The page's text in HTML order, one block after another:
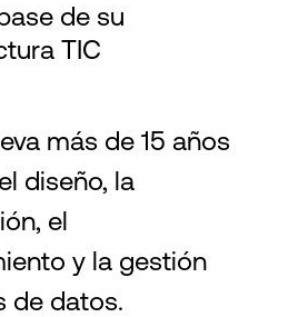
de su
TIC
más de 15 años
diseño, la
el
y la gestión
de datos.